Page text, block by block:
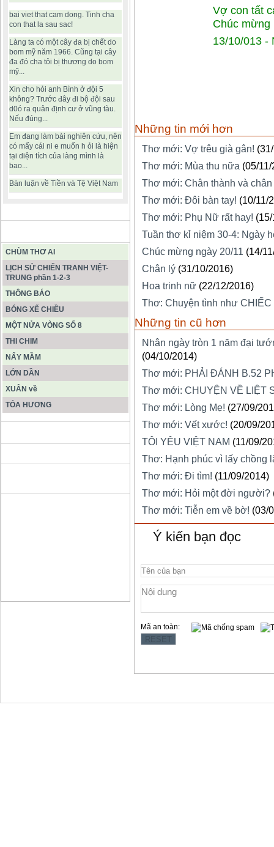
bai viet that cam dong. Tinh cha
con that la sau sac!
Làng ta có một cây đa bị chết do
bom mỹ năm 1966. Cũng tại cây
đa đó cha tôi bị thương do bom
mỹ...
Xin cho hỏi anh Bình ở đội 5
không? Trước đây đi bộ đội sau
d0ó ra quân định cư ở vũng tàu.
Nếu đúng...
Em đang làm bài nghiên cứu, nên
có mấy cái ni e muốn h ỏi là hiện
tại diện tích của làng mình là
bao...
Bàn luận về Tiền và Tệ Việt Nam
CHÙM THƠ AI
LỊCH SỬ CHIẾN TRANH VIỆT-
TRUNG phần 1-2-3
THÔNG BÁO
BÓNG XẾ CHIỀU
MỘT NỬA VÒNG SỐ 8
THI CHIM
NẨY MẦM
LỚN DẦN
XUÂN về
TỎA HƯƠNG
Vợ con tất
Chúc mừng
13/10/013 -
Những tin mới hơn
Thơ mới: Vợ trêu già gân!
Thơ mới: Mùa thu nữa (05/
Thơ mới: Chân thành và chân
Thơ mới: Đôi bàn tay! (10/11/
Thơ mới: Phụ Nữ rất hay!
Tuần thơ kỉ niệm 30-4: Ngày
Chúc mừng ngày 20/11 (14/
Chân lý (31/10/2016)
Hoa trinh nữ (22/12/2016)
Thơ: Chuyện tình như CHIẾC
Những tin cũ hơn
Nhân ngày tròn 1 năm đại
(04/10/2014)
Thơ mới: PHẢI ĐÁNH B.52
Thơ mới: CHUYỆN VỀ LIỆT
Thơ mới: Lòng Mẹ! (27/09/
Thơ mới: Vết xước! (20/09/
TÔI YÊU VIỆT NAM (11/09/
Thơ: Hạnh phúc vì lấy chồng
Thơ mới: Đi tìm! (11/09/2014)
Thơ mới: Hỏi một đời người?
Thơ mới: Tiễn em về bờ! (03/
Ý kiến bạn đọc
Mã an toàn: